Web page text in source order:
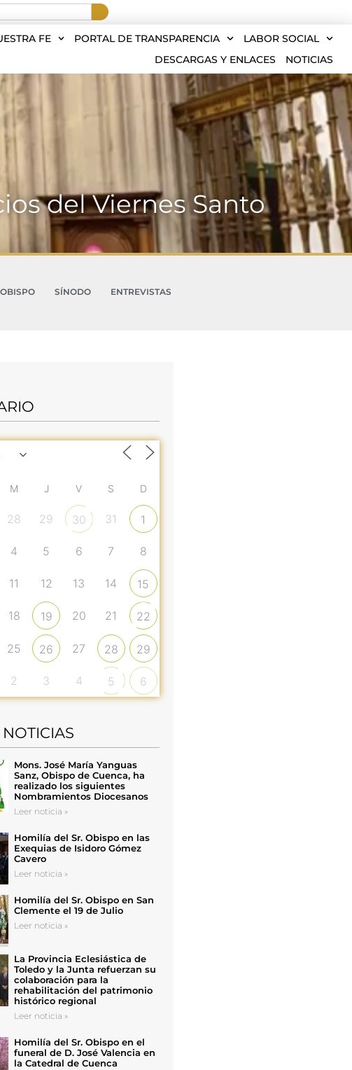
FE PORTAL DE TRANSPARENCIA
LABOR SOCIAL
DESCARGAS Y ENLACES
NOTICIAS
del Viernes Santo
SÍNODO
ENTREVISTAS
M J V S D
28 29 30 31 1
4 5 6 7 8
11 12 13 14 15
18 19 20 21 22
25 26 27 28 29
2 3 4 5 6
Mons. José María Yanguas
Sanz, Obispo de Cuenca, ha
realizado los siguientes
Nombramientos Diocesanos
Leer noticia »
Homilía del Sr. Obispo en las
Exequias de Isidoro Gómez
Cavero
Leer noticia »
Homilía del Sr. Obispo en San
Clemente el 19 de Julio
Leer noticia »
La Provincia Eclesiástica de
Toledo y la Junta refuerzan su
colaboración para la
rehabilitación del patrimonio
histórico regional
Leer noticia »
Homilía del Sr. Obispo en el
funeral de D. José Valencia en
la Catedral de Cuenca